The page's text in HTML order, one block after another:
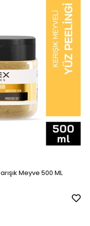
Meyve 500 ML